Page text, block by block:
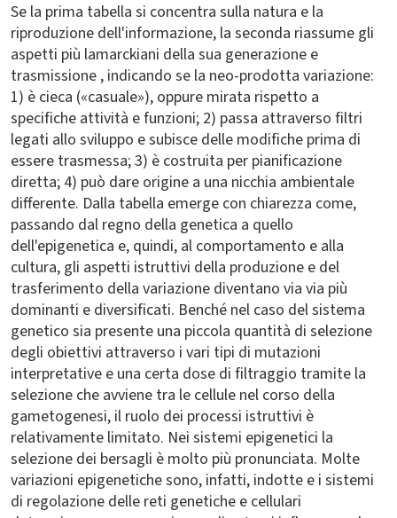
Se la prima tabella si concentra sulla natura e la
riproduzione dell'informazione, la seconda riassume gli
aspetti più lamarckiani della sua generazione e
trasmissione , indicando se la neo-prodotta variazione:
1) è cieca («casuale»), oppure mirata rispetto a
specifiche attività e funzioni; 2) passa attraverso filtri
legati allo sviluppo e subisce delle modifiche prima di
essere trasmessa; 3) è costruita per pianificazione
diretta; 4) può dare origine a una nicchia ambientale
differente. Dalla tabella emerge con chiarezza come,
passando dal regno della genetica a quello
dell'epigenetica e, quindi, al comportamento e alla
cultura, gli aspetti istruttivi della produzione e del
trasferimento della variazione diventano via via più
dominanti e diversificati. Benché nel caso del sistema
genetico sia presente una piccola quantità di selezione
degli obiettivi attraverso i vari tipi di mutazioni
interpretative e una certa dose di filtraggio tramite la
selezione che avviene tra le cellule nel corso della
gametogenesi, il ruolo dei processi istruttivi è
relativamente limitato. Nei sistemi epigenetici la
selezione dei bersagli è molto più pronunciata. Molte
variazioni epigenetiche sono, infatti, indotte e i sistemi
di regolazione delle reti genetiche e cellulari